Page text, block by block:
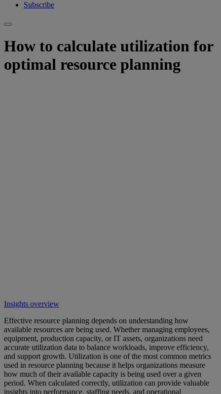
Subscribe
How to calculate utilization for
optimal resource planning
Insights overview
Effective resource planning depends on understanding how
available resources are being used. Whether managing employees,
equipment, production capacity, or IT assets, organizations need
accurate utilization data to balance workloads, improve efficiency,
and support growth. Utilization is one of the most common metrics
used in resource planning because it helps organizations measure
how much of their available capacity is being used over a given
period. When calculated correctly, utilization can provide valuable
insights into performance, staffing needs, and operational